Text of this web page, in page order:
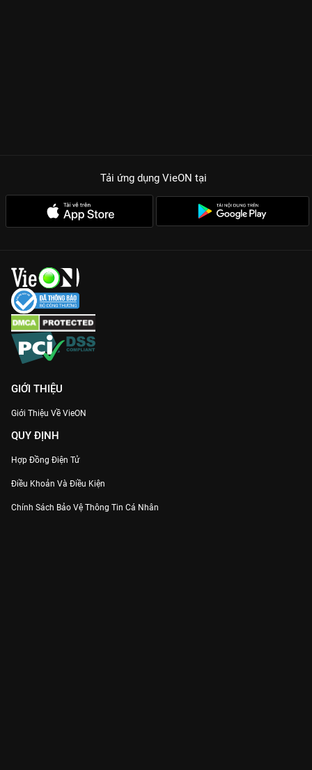
Tải ứng dụng VieON tại
GIỚI THIỆU
Giới Thiệu Về VieON
QUY ĐỊNH
Hợp Đồng Điện Tử
Điều Khoản Và Điều Kiện
Chính Sách Bảo Vệ Thông Tin Cá Nhân